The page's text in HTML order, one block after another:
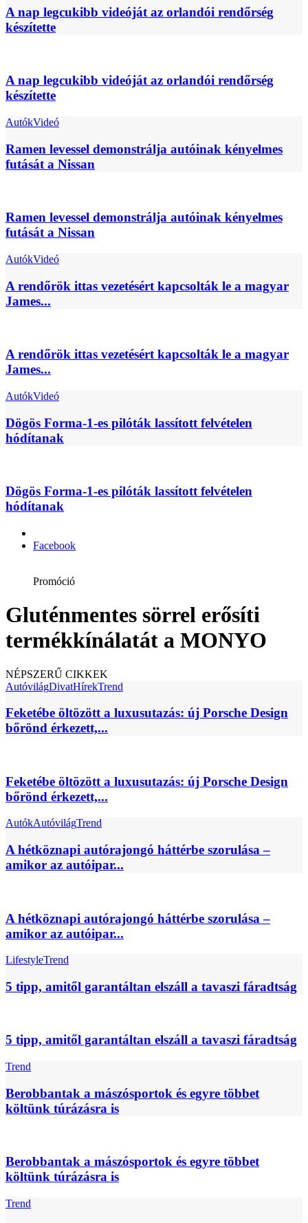
A nap legcukibb videóját az orlandói rendőrség
készítette
A nap legcukibb videóját az orlandói rendőrség
készítette
AutókVideó
Ramen levessel demonstrálja autóinak kényelmes
futását a Nissan
Ramen levessel demonstrálja autóinak kényelmes
futását a Nissan
AutókVideó
A rendőrök ittas vezetésért kapcsolták le a magyar
James...
A rendőrök ittas vezetésért kapcsolták le a magyar
James...
AutókVideó
Dögös Forma-1-es pilóták lassított felvételen
hódítanak
Dögös Forma-1-es pilóták lassított felvételen
hódítanak
Facebook
Promóció
Gluténmentes sörrel erősíti
termékkínálatát a MONYO
NÉPSZERŰ CIKKEK
AutóvilágDivatHírekTrend
Feketébe öltözött a luxusutazás: új Porsche Design
bőrönd érkezett,...
Feketébe öltözött a luxusutazás: új Porsche Design
bőrönd érkezett,...
AutókAutóvilágTrend
A hétköznapi autórajongó háttérbe szorulása –
amikor az autóipar...
A hétköznapi autórajongó háttérbe szorulása –
amikor az autóipar...
LifestyleTrend
5 tipp, amitől garantáltan elszáll a tavaszi fáradtság
5 tipp, amitől garantáltan elszáll a tavaszi fáradtság
Trend
Berobbantak a mászósportok és egyre többet
költünk túrázásra is
Berobbantak a mászósportok és egyre többet
költünk túrázásra is
Trend